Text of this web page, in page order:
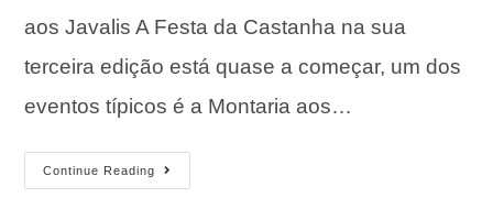
aos Javalis A Festa da Castanha na sua
terceira edição está quase a começar, um dos
eventos típicos é a Montaria aos…
Continue Reading